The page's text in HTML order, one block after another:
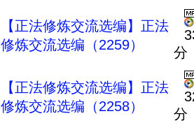
【正法修炼交流选编】正法
修炼交流选编（2259）
分
【正法修炼交流选编】正法
修炼交流选编（2258）
分